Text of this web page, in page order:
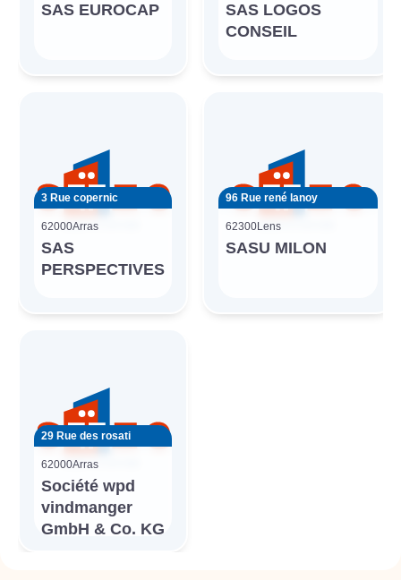
SAS EUROCAP
SAS LOGOS
CONSEIL
3 Rue copernic
62000Arras
SAS
PERSPECTIVES
96 Rue rené lanoy
62300Lens
SASU MILON
29 Rue des rosati
62000Arras
Société wpd
vindmanger
GmbH & Co. KG